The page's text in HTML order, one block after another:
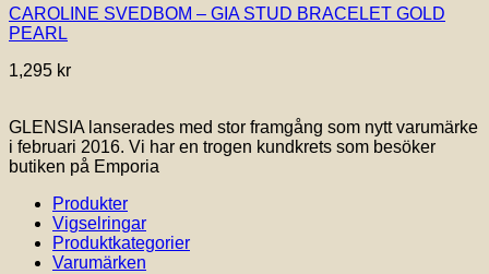
CAROLINE SVEDBOM – GIA STUD BRACELET GOLD
PEARL
1,295 kr
GLENSIA lanserades med stor framgång som nytt varumärke
i februari 2016. Vi har en trogen kundkrets som besöker
butiken på Emporia
Produkter
Vigselringar
Produktkategorier
Varumärken